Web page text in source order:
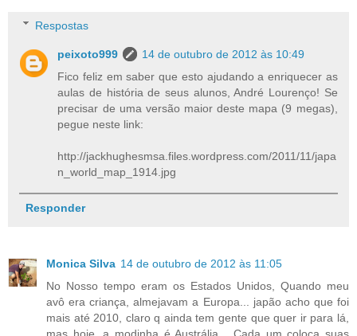
Respostas
peixoto999
14 de outubro de 2012 às 10:49
Fico feliz em saber que esto ajudando a enriquecer as
aulas de história de seus alunos, André Lourenço! Se
precisar de uma versão maior deste mapa (9 megas),
pegue neste link:
http://jackhughesmsa.files.wordpress.com/2011/11/japa
n_world_map_1914.jpg
Responder
Monica Silva 14 de outubro de 2012 às 11:05
No Nosso tempo eram os Estados Unidos, Quando meu
avô era criança, almejavam a Europa... japão acho que foi
mais até 2010, claro q ainda tem gente que quer ir para lá,